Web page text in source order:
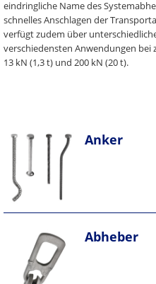
eindringliche Name des
schnelles Anschlagen der
verfügt zudem über
verschiedensten Anwendungen bei
13 kN (1,3 t) und 200 kN (20 t).
Anker
Abheber